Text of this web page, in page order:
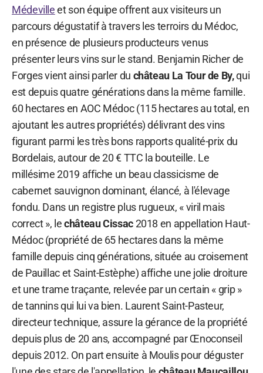
Médevilleet son équipe offrent aux visiteurs un
parcours dégustatif à travers les terroirs du Médoc,
en présence de plusieurs producteurs venus
présenter leurs vins sur le stand. Benjamin Richer de
Forges vient ainsi parler du château La Tour de By,qui
est depuis quatre générations dans la même famille.
60 hectares en AOC Médoc (115 hectares au total, en
ajoutant les autres propriétés) délivrant des vins
figurant parmi les très bons rapports qualité-prix du
Bordelais, autour de 20 € TTC la bouteille. Le
millésime 2019 affiche un beau classicisme de
cabernet sauvignon dominant, élancé, à l'élevage
fondu. Dans un registre plus rugueux, « viril mais
correct », lechâteau Cissac2018 en appellation Haut-
Médoc (propriété de 65 hectares dans la même
famille depuis cinq générations, située au croisement
de Pauillac et Saint-Estèphe) affiche une jolie droiture
et une trame traçante, relevée par un certain « grip »
de tannins qui lui va bien. Laurent Saint-Pasteur,
directeur technique, assure la gérance de la propriété
depuis plus de 20 ans, accompagné par Œnoconseil
depuis 2012. On part ensuite à Moulis pour déguster